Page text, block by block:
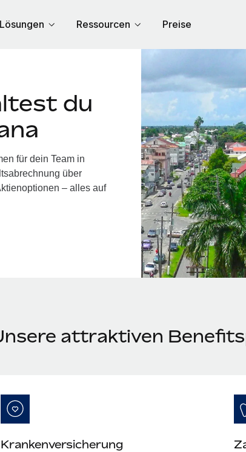
Lösungen Ressourcen Preise
du
für dein Team in
über
– alles auf
attraktiven
Krankenversicherung